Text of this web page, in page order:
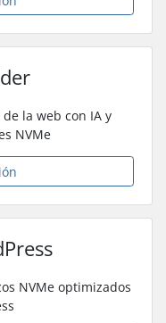
la web con IA y
NVMe
NVMe optimizados